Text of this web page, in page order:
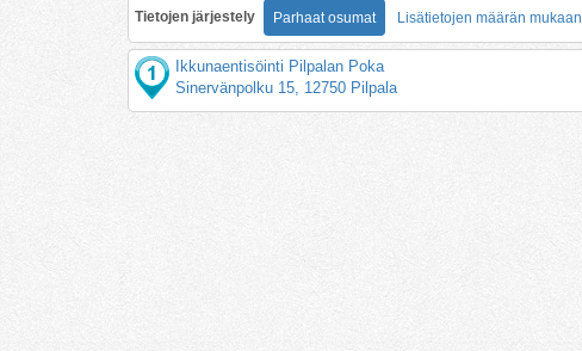
Tietojen järjestely Parhaat osumat Lisätietojen määrän mukaan
Ikkunaentisöinti Pilpalan Poka
Sinervänpolku 15, 12750 Pilpala